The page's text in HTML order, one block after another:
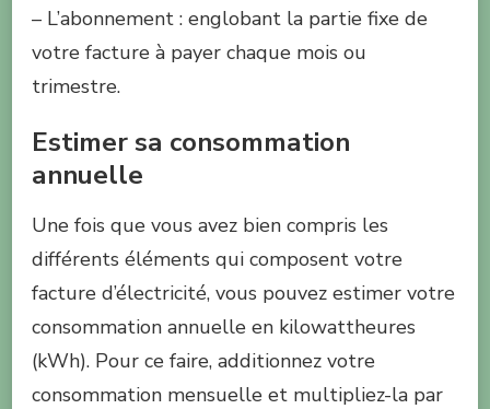
– L’abonnement : englobant la partie fixe de
votre facture à payer chaque mois ou
trimestre.
Estimer sa consommation
annuelle
Une fois que vous avez bien compris les
différents éléments qui composent votre
facture d’électricité, vous pouvez estimer votre
consommation annuelle en kilowattheures
(kWh). Pour ce faire, additionnez votre
consommation mensuelle et multipliez-la par